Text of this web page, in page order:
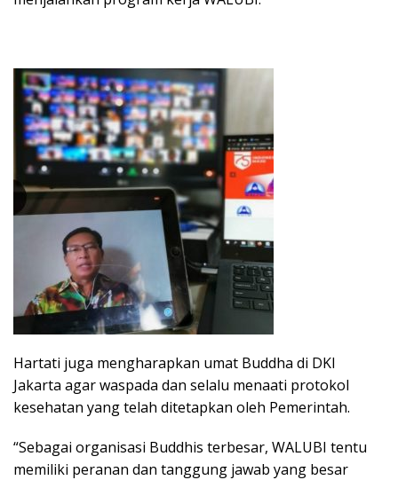
Hartati juga mengharapkan umat Buddha di DKI
Jakarta agar waspada dan selalu menaati protokol
kesehatan yang telah ditetapkan oleh Pemerintah.
“Sebagai organisasi Buddhis terbesar, WALUBI tentu
memiliki peranan dan tanggung jawab yang besar